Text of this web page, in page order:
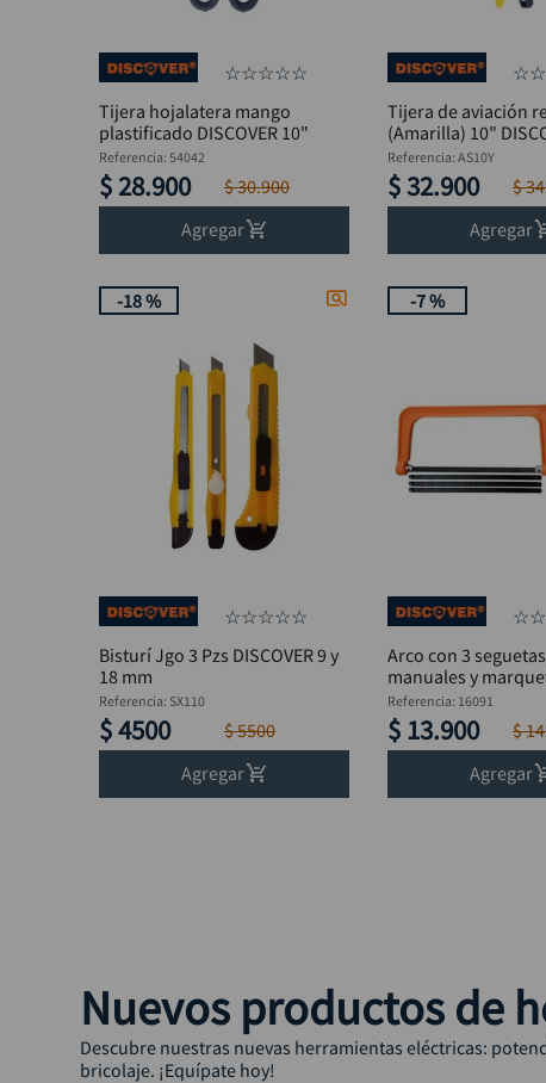
☆☆☆☆☆
Tijera hojalatera mango
plastificado DISCOVER 10"
Referencia:54042
$ 28.900 $30.900
Agregar
☆☆
Tijera de aviación
(Amarilla) 10"
Referencia:AS10Y
$32.900 $34
Agregar
-18 %
☆☆☆☆☆
Bisturí Jgo 3 Pzs DISCOVER 9 y
18 mm
Referencia: SX110
$4500 $5500
Agregar
-7 %
☆☆
Arco con 3
manuales y
DISCOVER
Referencia: 16091
$ 13.900 $14
Agregar
Nuevos productos de
Descubre nuestras nuevas herramientas eléctricas:
bricolaje. ¡Equípate hoy!